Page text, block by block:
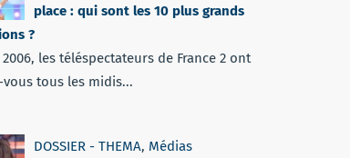
place : qui sont les 10 plus grands
?
les téléspectateurs de France 2 ont
vous tous les midis...
DOSSIER - THEMA, Médias